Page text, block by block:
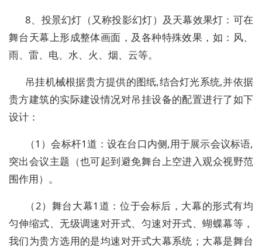
8、投景幻灯（又称投影幻灯）及天幕效果灯：可在
舞台天幕上形成整体画面，及各种特殊效果，如：风、
雨、雷、电、水、火、烟、云等。
吊挂机械根据贵方提供的图纸,结合灯光系统,并依据
贵方建筑的实际建设情况对吊挂设备的配置进行了如下
设计：
（1）会标杆1道：设在台口内侧,用于展示会议标语,
突出会议主题（也可起到避免舞台上空进入观众视野范
围作用）。
（2）舞台大幕1道：位于会标后，大幕的形式有均
匀伸缩式、无级调速对开式、匀速对开式、蝴蝶幕等，
我们为贵方选用的是均速对开式大幕系统；大幕是舞台